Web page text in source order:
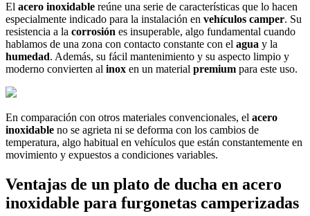
El acero inoxidable reúne una serie de características que lo hacen
especialmente indicado para la instalación en vehículos camper. Su
resistencia a la corrosión es insuperable, algo fundamental cuando
hablamos de una zona con contacto constante con el agua y la
humedad. Además, su fácil mantenimiento y su aspecto limpio y
moderno convierten al inox en un material premium para este uso.
En comparación con otros materiales convencionales, el acero
inoxidable no se agrieta ni se deforma con los cambios de
temperatura, algo habitual en vehículos que están constantemente en
movimiento y expuestos a condiciones variables.
Ventajas de un plato de ducha en acero
inoxidable para furgonetas camperizadas